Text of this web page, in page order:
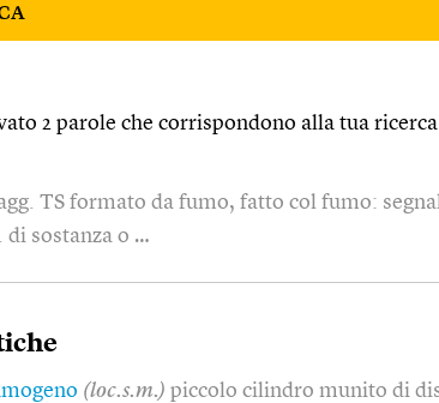
2 parole che corrispondono alla tua ricerca.
TS formato da fumo, fatto col fumo:
di sostanza o …
(loc.s.m.) piccolo cilindro munito di